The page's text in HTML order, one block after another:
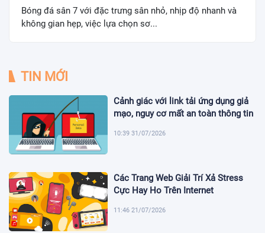
Bóng đá sân 7 với đặc trưng sân nhỏ, nhịp độ nhanh và
không gian hẹp, việc lựa chọn sơ...
TIN MỚI
Cảnh giác với link tải ứng dụng giả
mạo, nguy cơ mất an toàn thông tin
10:39 31/07/2026
Các Trang Web Giải Trí Xả Stress
Cực Hay Ho Trên Internet
11:46 21/07/2026